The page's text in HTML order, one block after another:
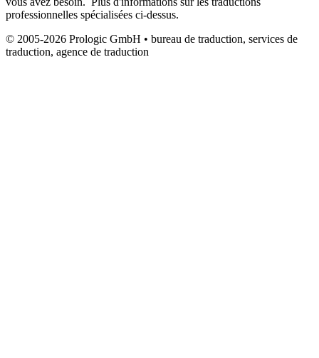
professionnelles spécialisées ci-dessus.
© 2005-2026 Prologic GmbH • bureau de traduction, services de
traduction, agence de traduction